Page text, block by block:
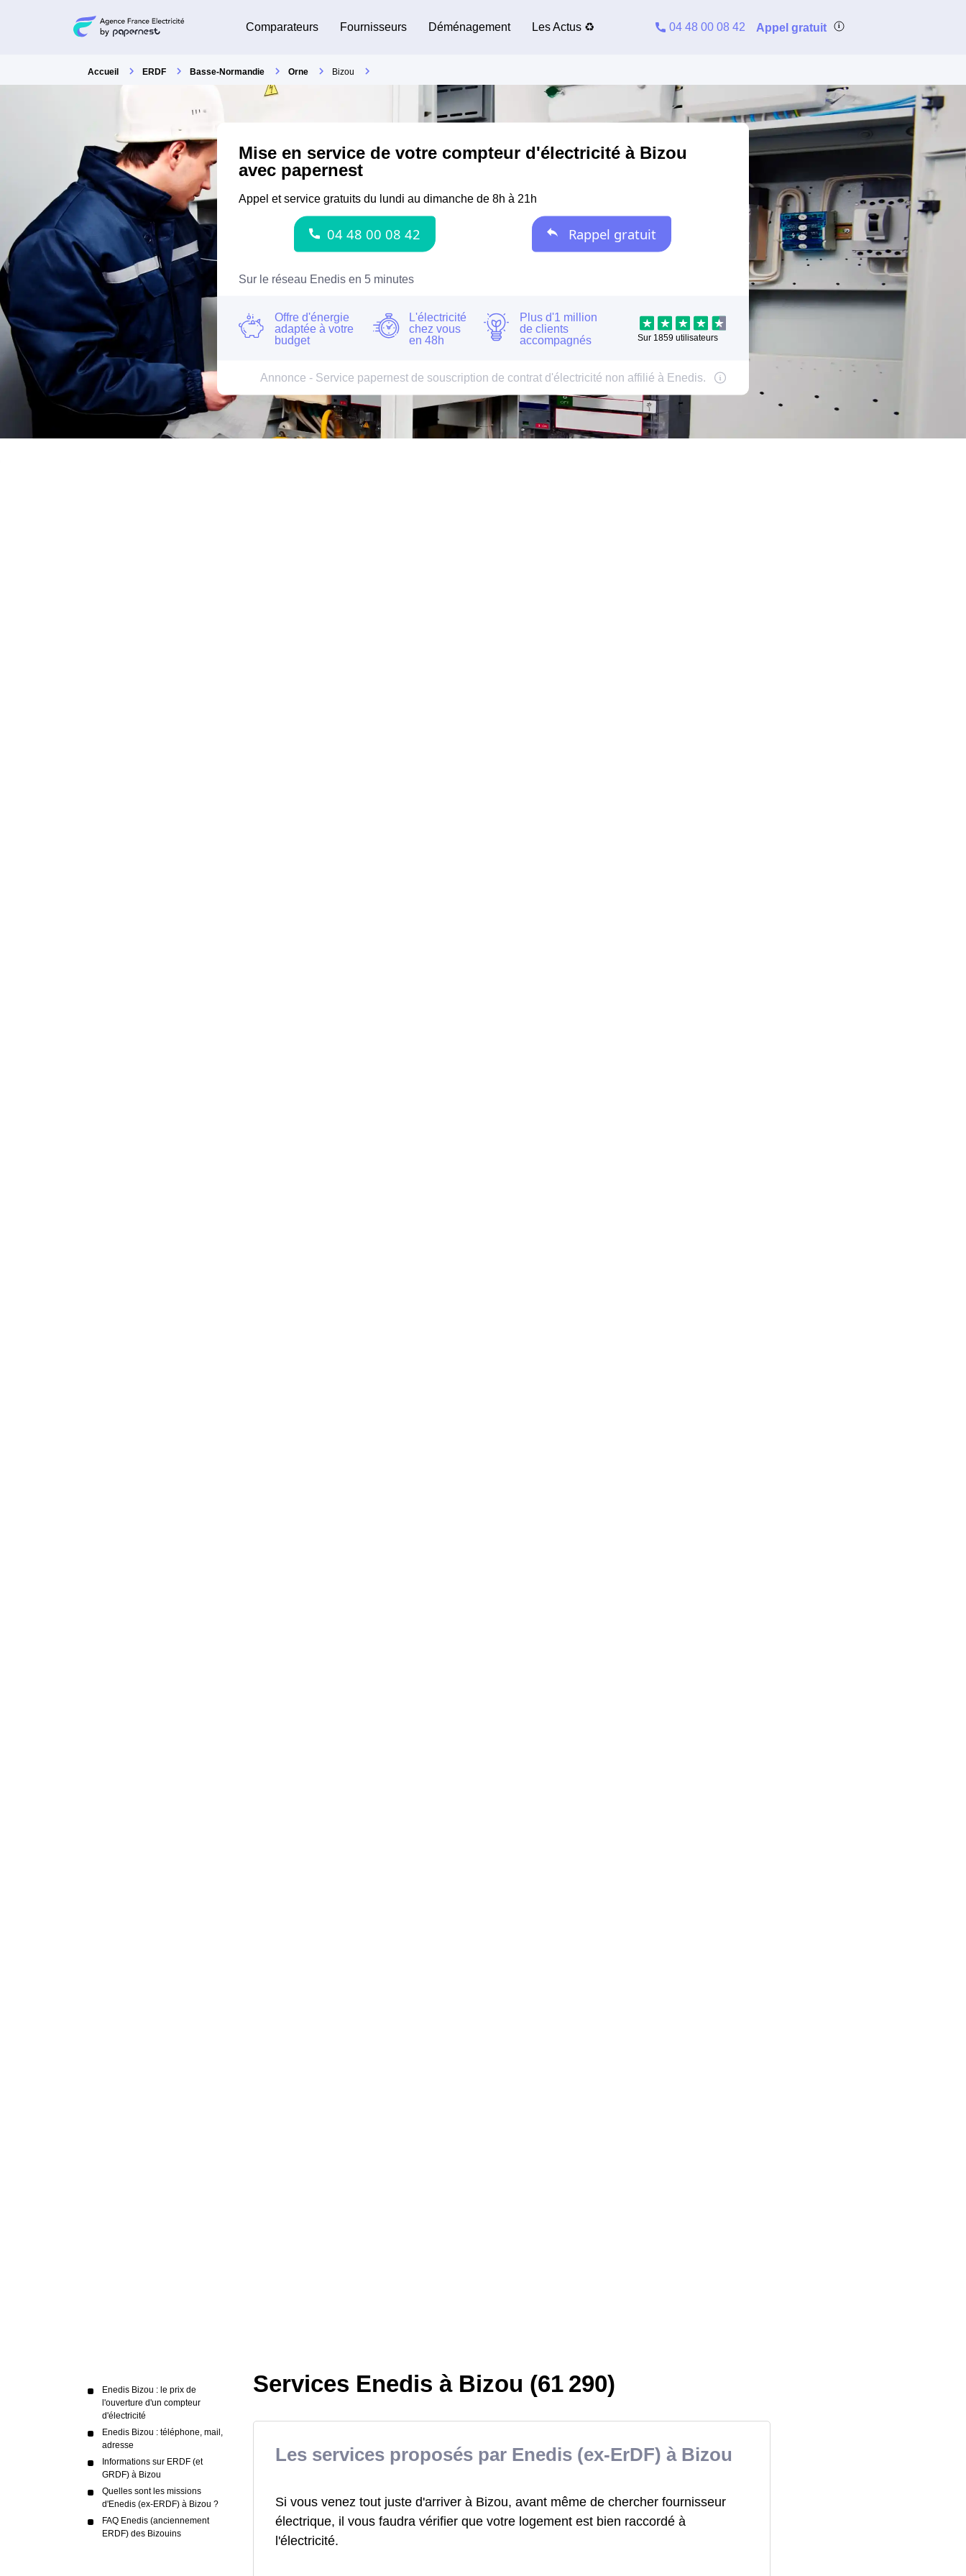
Comparateurs Fournisseurs Déménagement Les Actus ♻️ 04 48 00 08 42 Appel gratuit
Accueil ERDF Basse-Normandie Orne Bizou
Enedis Bizou : le prix de
l'ouverture d'un compteur
d'électricité
Enedis Bizou : téléphone, mail,
adresse
Informations sur ERDF (et
GRDF) à Bizou
Quelles sont les missions
d'Enedis (ex-ERDF) à Bizou ?
FAQ Enedis (anciennement
ERDF) des Bizouins
Services Enedis à Bizou (61 290)
Les services proposés par Enedis (ex-ErDF) à Bizou
Si vous venez tout juste d'arriver à Bizou, avant même de chercher fournisseur
électrique, il vous faudra vérifier que votre logement est bien raccordé à
l'électricité.